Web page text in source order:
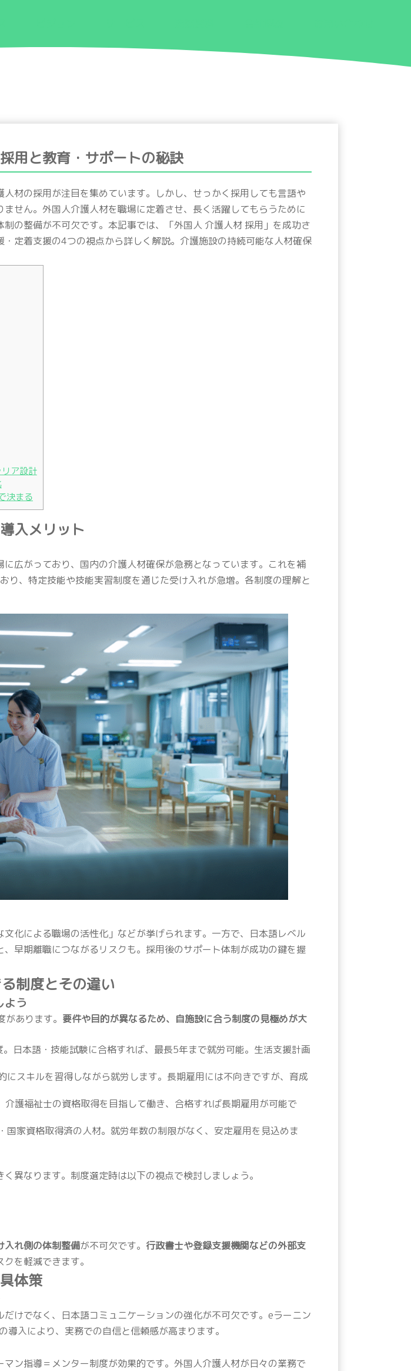
用と教育・サポートの秘訣
材の採用が注目を集めています。しかし、せっかく採用しても言語や
せん。外国人介護人材を職場に定着させ、長く活躍してもらうために
の整備が不可欠です。本記事では、「外国人 介護人材 採用」を成功さ
定着支援の4つの視点から詳しく解説。介護施設の持続可能な人材確保
ア設計
決まる
入メリット
広がっており、国内の介護人材確保が急務となっています。これを補
り、特定技能や技能実習制度を通じた受け入れが急増。各制度の理解と
化による職場の活性化」などが挙げられます。一方で、日本語レベル
早期離職につながるリスクも。採用後のサポート体制が成功の鍵を握
制度とその違い
よう
あります。 要件や目的が異なるため、自施設に合う制度の見極めが大
日本語・技能試験に合格すれば、最長5年まで就労可能。生活支援計画
にスキルを習得しながら就労します。長期雇用には不向きですが、育成
護福祉士の資格取得を目指して働き、合格すれば長期雇用が可能で
国家資格取得済の人材。就労年数の制限がなく、安定雇用を見込めま
く異なります。制度選定時は以下の視点で検討しましょう。
入れ側の体制整備が不可欠です。 行政書士や登録支援機関などの外部支
を軽減できます。
体策
けでなく、日本語コミュニケーションの強化が不可欠です。eラーニン
入により、実務での自信と信頼感が高まります。
ン指導＝メンター制度が効果的です。外国人介護人材が日々の業務で